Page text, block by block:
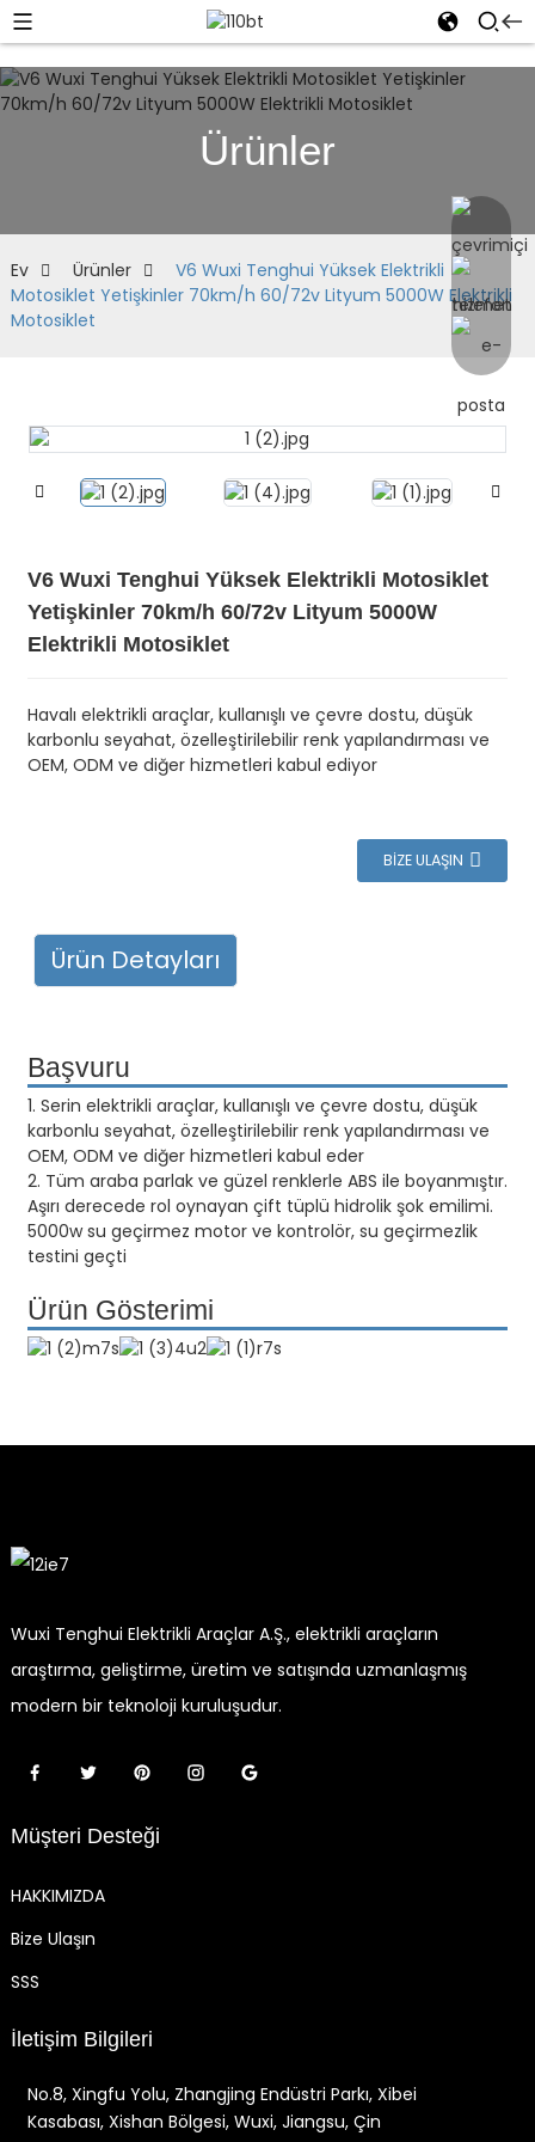
Ürünler
Ev Ürünler
V6 Wuxi Tenghui Yüksek Elektrikli
Motosiklet Yetişkinler 70km/h 60/72v Lityum 5000W Elektrikli
Motosiklet
V6 Wuxi Tenghui Yüksek Elektrikli Motosiklet
Yetişkinler 70km/h 60/72v Lityum 5000W
Elektrikli Motosiklet
Havalı elektrikli araçlar, kullanışlı ve çevre dostu, düşük
karbonlu seyahat, özelleştirilebilir renk yapılandırması ve
OEM, ODM ve diğer hizmetleri kabul ediyor
BIZE ULAŞIN
Ürün Detayları
Başvuru
1. Serin elektrikli araçlar, kullanışlı ve çevre dostu, düşük
karbonlu seyahat, özelleştirilebilir renk yapılandırması ve
OEM, ODM ve diğer hizmetleri kabul eder
2. Tüm araba parlak ve güzel renklerle ABS ile boyanmıştır.
Aşırı derecede rol oynayan çift tüplü hidrolik şok emilimi.
5000w su geçirmez motor ve kontrolör, su geçirmezlik
testini geçti
Ürün Gösterimi
Wuxi Tenghui Elektrikli Araçlar A.Ş., elektrikli araçların
araştırma, geliştirme, üretim ve satışında uzmanlaşmış
modern bir teknoloji kuruluşudur.
Müşteri Desteği
HAKKIMIZDA
Bize Ulaşın
SSS
İletişim Bilgileri
No.8, Xingfu Yolu, Zhangjing Endüstri Parkı, Xibei
Kasabası, Xishan Bölgesi, Wuxi, Jiangsu, Çin